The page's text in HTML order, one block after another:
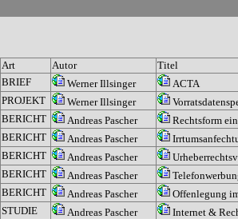
Art Autor
Titel
BRIEF Werner Illsinger
ACTA
PROJEKT Werner Illsinger
BERICHT Andreas Pascher
Rechtsform
BERICHT Andreas Pascher
BERICHT Andreas Pascher
BERICHT Andreas Pascher
BERICHT Andreas Pascher
Offenlegung
STUDIE Andreas Pascher
Internet &